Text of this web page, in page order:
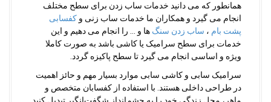
همانطور که می دانید خدمات ساب زدن برای سطح مختلف
انجام می گیرد و همکاران ما خدمات ساب زنی و کفسابی
پشت بام ، ساب زدن سنگ ها و … را انجام می دهیم و این
خدمات برای سطح سرامیک یا کاشی باشد به صورت کاملا
ویژه و اساسی انجام می گیرد تا سطح پاکیزه گردد.
سرامیک سابی و کاشی سابی موارد بسیار مهم و حائز اهمیت
در طراحی داخلی هستند. با استفاده از کفسابان متخصص و